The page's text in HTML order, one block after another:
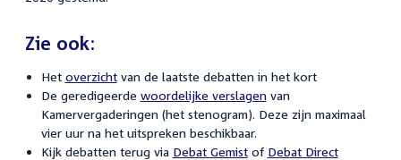
Zie ook:
Het overzichtvan de laatste debatten in het kort
De geredigeerde woordelijke verslagenvan
Kamervergaderingen (het stenogram). Deze zijn maximaal
vier uur na het uitspreken beschikbaar.
Kijk debatten terug via Debat Gemistof Debat Direct